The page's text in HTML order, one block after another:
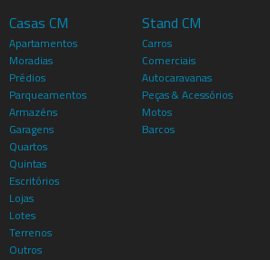
Casas CM
Apartamentos
Moradias
Prédios
Parqueamentos
Armazéns
Garagens
Quartos
Quintas
Escritórios
Lojas
Lotes
Terrenos
Outros
Stand CM
Carros
Comerciais
Autocaravanas
Peças & Acessórios
Motos
Barcos